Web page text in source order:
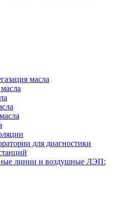
масла
для диагностики
линии и воздушные ЛЭП: